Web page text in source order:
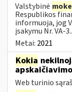
Valstybinė
Respublikos
informuoja, jog
įsakymu Nr. VA-
Metai: 2021
Kokia
apskaičiavimo
Web turinio